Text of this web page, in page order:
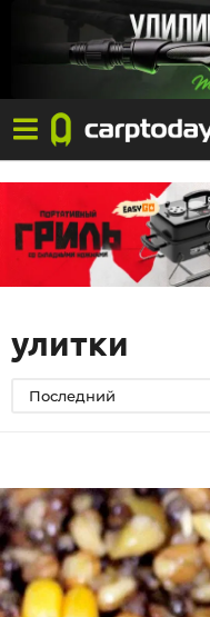
улитки
Последний